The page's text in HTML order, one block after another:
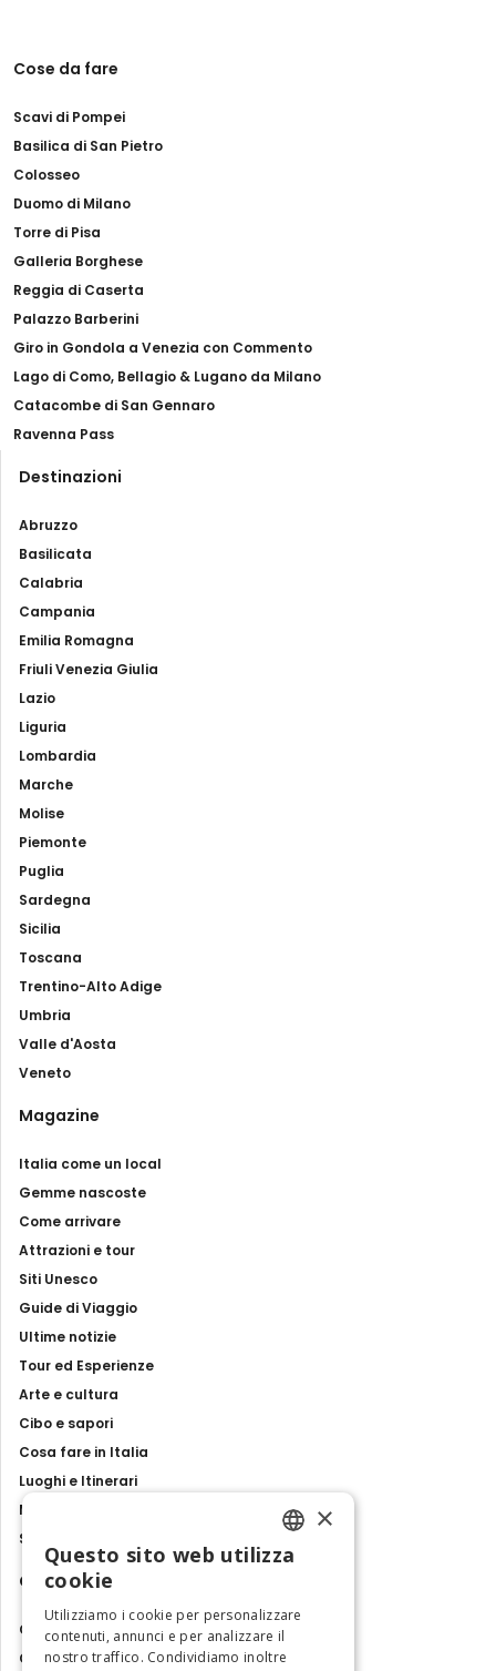
Cose da fare
Scavi di Pompei
Basilica di San Pietro
Colosseo
Duomo di Milano
Torre di Pisa
Galleria Borghese
Reggia di Caserta
Palazzo Barberini
Giro in Gondola a Venezia con Commento
Lago di Como, Bellagio & Lugano da Milano
Catacombe di San Gennaro
Ravenna Pass
Destinazioni
Abruzzo
Basilicata
Calabria
Campania
Emilia Romagna
Friuli Venezia Giulia
Lazio
Liguria
Lombardia
Marche
Molise
Piemonte
Puglia
Sardegna
Sicilia
Toscana
Trentino-Alto Adige
Umbria
Valle d'Aosta
Veneto
Magazine
Italia come un local
Gemme nascoste
Come arrivare
Attrazioni e tour
Siti Unesco
Guide di Viaggio
Ultime notizie
Tour ed Esperienze
Arte e cultura
Cibo e sapori
Cosa fare in Italia
Luoghi e Itinerari
Mostre, eventi e spettacoli
Storie e tradizioni
Contatti
Chi siamo
Collabora con noi
ENGLISH
ITALIAN
×
Questo sito web utilizza
cookie
Utilizziamo i cookie per personalizzare
contenuti, annunci e per analizzare il
nostro traffico. Condividiamo inoltre